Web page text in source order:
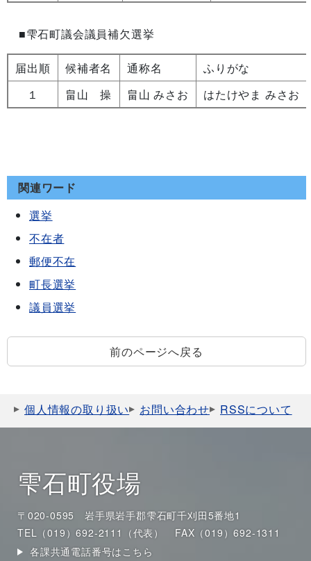
■雫石町議会議員補欠選挙
届出順 候補者名 通称名
ふりがな
１
畠山 操 畠山 みさお はたけやま みさお
関連ワード
選挙
不在者
郵便不在
町長選挙
議員選挙
前のページへ戻る
個人情報の取り扱い お問い合わせ RSSについて
雫石町役場
〒020-0595 岩手県岩手郡雫石町千刈田5番地1
TEL（019）692-2111（代表）
FAX（019）692-1311
各課共通電話番号はこちら